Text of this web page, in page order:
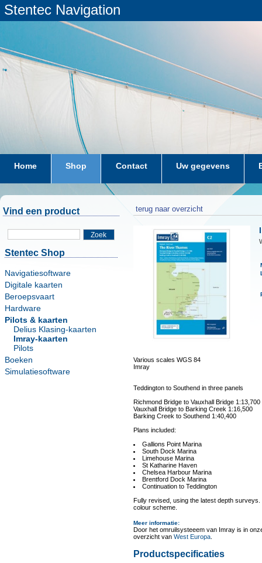
Stentec Navigation
Home Shop Contact Uw gegevens
Vind een product
Zoek
Stentec Shop
Navigatiesoftware
Digitale kaarten
Beroepsvaart
Hardware
Pilots & kaarten
Delius Klasing-kaarten
Imray-kaarten
Pilots
Boeken
Simulatiesoftware
terug naar overzicht
Various scales WGS 84
Imray
Teddington to Southend in three panels
Richmond Bridge to Vauxhall Bridge 1:13,700
Vauxhall Bridge to Barking Creek 1:16,500
Barking Creek to Southend 1:40,400
Plans included:
Gallions Point Marina
South Dock Marina
Limehouse Marina
St Katharine Haven
Chelsea Harbour Marina
Brentford Dock Marina
Continuation to Teddington
Fully revised, using the latest depth
colour scheme.
Meer informatie:
Door het omruilsysteeem van Imray is in
overzicht van West Europa.
Productspecificaties